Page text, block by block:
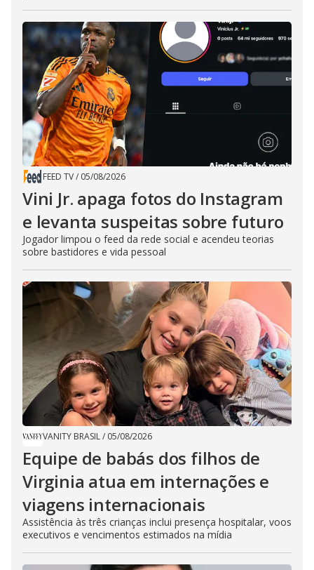
FEED TV/ 05/08/2026
Vini Jr. apaga fotos do Instagram
e levanta suspeitas sobre futuro
Jogador limpou o feed da rede social e acendeu teorias
sobre bastidores e vida pessoal
VANITY BRASIL/ 05/08/2026
Equipe de babás dos filhos de
Virginia atua em internações e
viagens internacionais
Assistência às três crianças inclui presença hospitalar, voos
executivos e vencimentos estimados na mídia